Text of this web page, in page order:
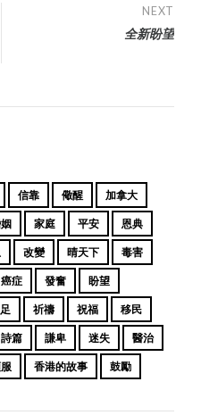
NEXT
全新盼望
信靠 儆醒 加拿大
家庭 平安 恩典
改變 晴天下 毒害
癌症 發奮 盼望
祈禱 祝福 移民
詩篇 謙卑 迷失 醫治
香港的故事 鼓勵